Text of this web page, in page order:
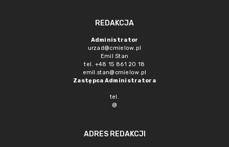
REDAKCJA
Administrator
urzad@cmielow.pl
Emil Stan
tel. +48 15 861 20 18
emil.stan@cmielow.pl
Zastępca Administratora
tel.
@
ADRES REDAKCJI